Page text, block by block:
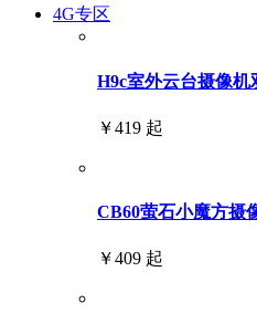
4G专区
H9c室外云台摄像机
￥419 起
CB60萤石小魔方摄
￥409 起